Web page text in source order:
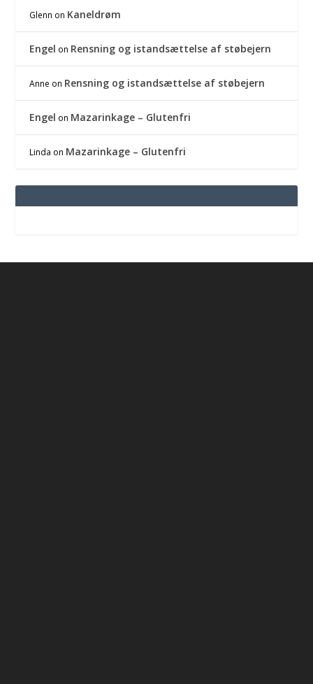
Glenn on Kaneldrøm
Engel on Rensning og istandsættelse af støbejern
Anne on Rensning og istandsættelse af støbejern
Engel on Mazarinkage – Glutenfri
Linda on Mazarinkage – Glutenfri